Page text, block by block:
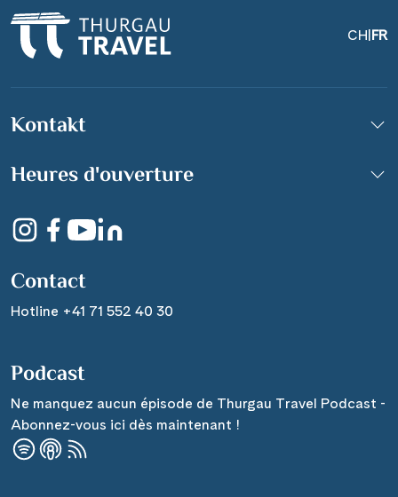
Novi Sad
CH|FR
Kontakt
Heures d'ouverture
Contact
Hotline +41 71 552 40 30
Podcast
Ne manquez aucun épisode de Thurgau Travel Podcast -
Abonnez-vous ici dès maintenant !